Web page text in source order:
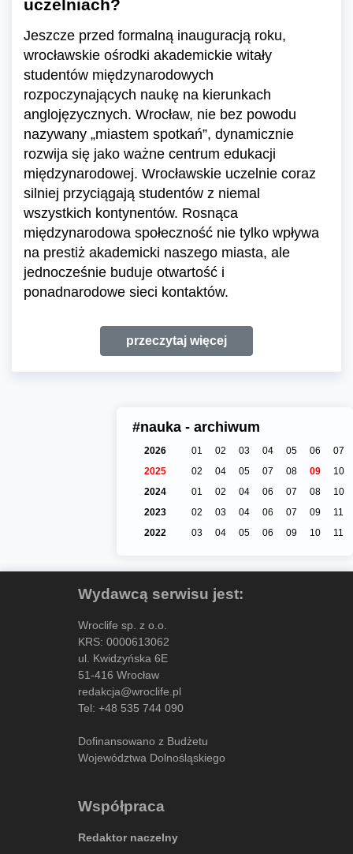
uczelniach?
Jeszcze przed formalną inauguracją roku,
wrocławskie ośrodki akademickie witały
studentów międzynarodowych
rozpoczynających naukę na kierunkach
anglojęzycznych. Wrocław, nie bez powodu
nazywany „miastem spotkań”, dynamicznie
rozwija się jako ważne centrum edukacji
międzynarodowej. Wrocławskie uczelnie coraz
silniej przyciągają studentów z niemal
wszystkich kontynentów. Rosnąca
międzynarodowa społeczność nie tylko wpływa
na prestiż akademicki naszego miasta, ale
jednocześnie buduje otwartość i
ponadnarodowe sieci kontaktów.
przeczytaj więcej
#nauka - archiwum
2026 01 02 03 04 05 06
07
2025
02 04 05 07 08 09
10
2024
01 02 04 06 07 08
10
2023
02 03 04 06 07 09
11
2022
03 04 05 06 09 10 11
Wydawcą serwisu jest:
Wroclife sp. z o.o.
KRS: 0000613062
ul. Kwidzyńska 6E
51-416 Wrocław
redakcja@wroclife.pl
Tel: +48 535 744 090
Dofinansowano z Budżetu
Województwa Dolnośląskiego
Współpraca
Redaktor naczelny